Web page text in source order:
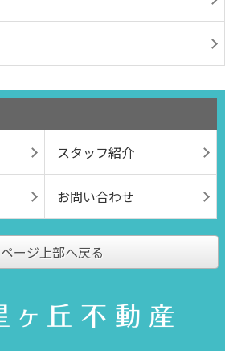
スタッフ紹介
お問い合わせ
ページ上部へ戻る